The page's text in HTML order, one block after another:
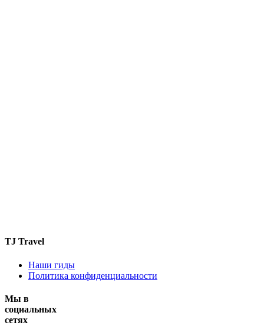
TJ Travel
Наши гиды
Политика конфиденциальности
Мы в
социальных
сетях